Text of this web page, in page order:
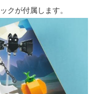
クが付属します。